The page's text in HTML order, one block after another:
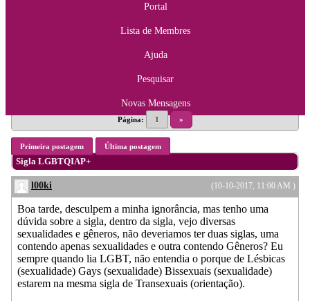
Portal
Lista de Membres
Ajuda
Pesquisar
Novas Mensagens
Página: 1 »
Primeira postagem Última postagem
Sigla LGBTQIAP+
(10-10-2017, 11:00 AM )
l00ki
Boa tarde, desculpem a minha ignorância, mas tenho uma
dúvida sobre a sigla, dentro da sigla, vejo diversas
sexualidades e gêneros, não deveriamos ter duas siglas, uma
contendo apenas sexualidades e outra contendo Gêneros? Eu
sempre quando lia LGBT, não entendia o porque de Lésbicas
(sexualidade) Gays (sexualidade) Bissexuais (sexualidade)
estarem na mesma sigla de Transexuais (orientação).